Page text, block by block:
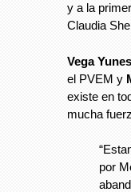
y a la
Claudia
Vega Yunes
el PVEM y
existe en
mucha
por